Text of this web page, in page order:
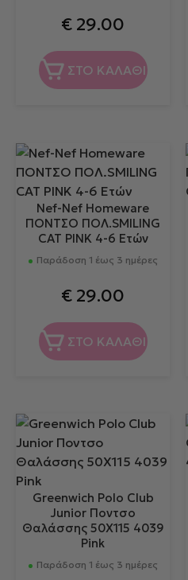
€ 29.00
ΣΤΟ ΚΑΛΑΘΙ
Nef-Nef Homeware
ΠΟΝΤΣΟ ΠΟΛ.SMILING
CAT PINK 4-6 Ετών
Παράδοση 1 έως 3 ημέρες
€ 29.00
ΣΤΟ ΚΑΛΑΘΙ
Greenwich Polo Club
Junior Ποντσο
Θαλάσσης 50Χ115 4039
Pink
Παράδοση 1 έως 3 ημέρες